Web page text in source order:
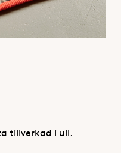
tillverkad i ull.